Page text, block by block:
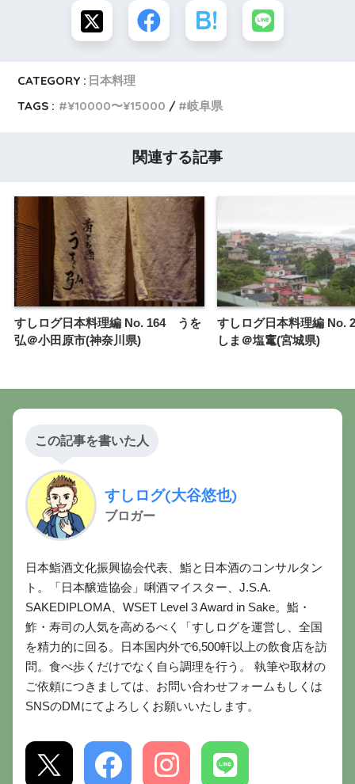
CATEGORY : 日本料理
TAGS :
¥10000〜¥15000 岐阜県
関連する記事
すしログ日本料理編 No. 164 うを
弘＠小田原市(神奈川県)
すしログ日本料理編 No.
しま＠塩竃(宮城県)
この記事を書いた人
すしログ(大谷悠也)
ブロガー
日本鮨酒文化振興協会代表、鮨と日本酒のコンサルタン
ト。「日本醸造協会」唎酒マイスター、J.S.A.
SAKEDIPLOMA、WSET Level 3 Award in Sake。鮨・
鮓・寿司の人気を高めるべく「すしログを運営し、全国
を精力的に回る。日本国内外で6,500軒以上の飲食店を訪
問。食べ歩くだけでなく自ら調理を行う。 執筆や取材の
ご依頼につきましては、お問い合わせフォームもしくは
SNSのDMにてよろしくお願いいたします。